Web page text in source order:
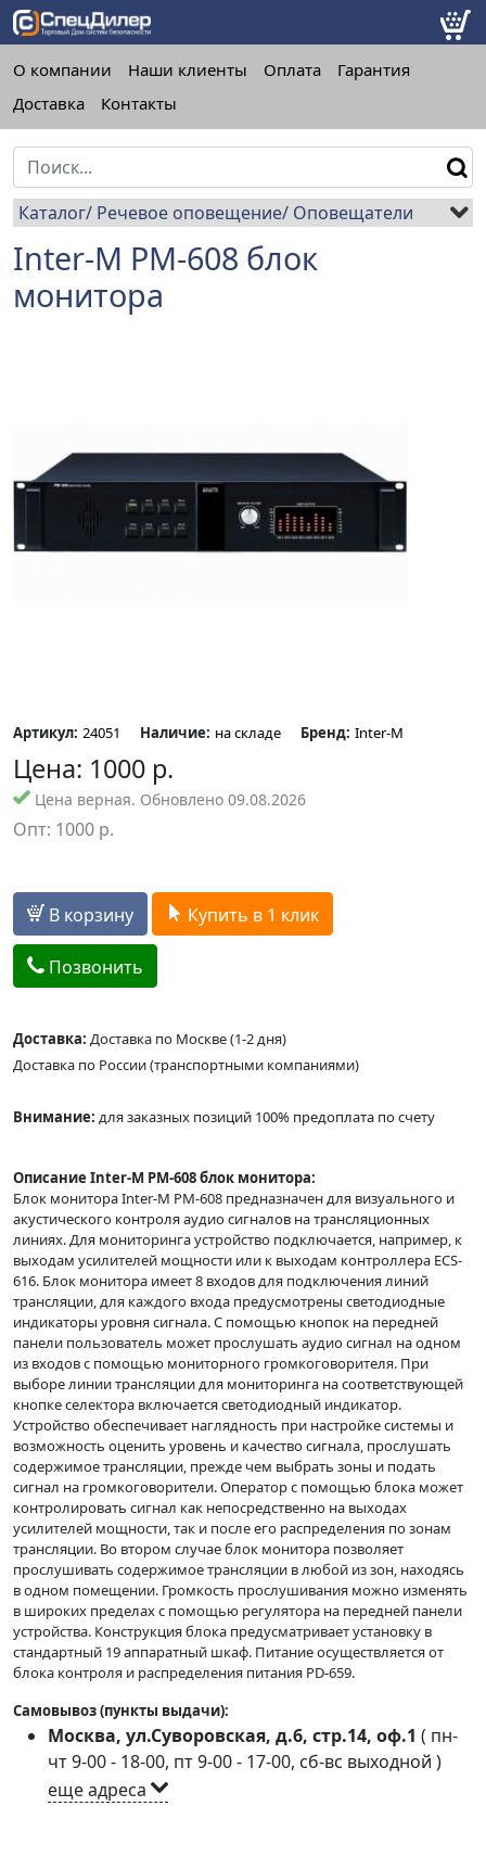
О компании Наши клиенты Оплата
Гарантия
Доставка
Контакты
Каталог Речевое оповещение Оповещатели
Inter-M PM-608 блок
монитора
Артикул: 24051 Наличие: на складе Бренд: Inter-M
Цена: 1000 р.
Цена верная. Обновлено 09.08.2026
Опт: 1000 р.
В корзину Купить в 1 клик
Позвонить
Доставка: Доставка по Москве (1-2 дня)
Доставка по России (транспортными компаниями)
Внимание: для заказных позиций 100% предоплата по счету
Описание Inter-M PM-608 блок монитора:
Блок монитора Inter-M PM-608 предназначен для визуального и
акустического контроля аудио сигналов на трансляционных
линиях. Для мониторинга устройство подключается, например, к
выходам усилителей мощности или к выходам контроллера ECS-
616. Блок монитора имеет 8 входов для подключения линий
трансляции, для каждого входа предусмотрены светодиодные
индикаторы уровня сигнала. С помощью кнопок на передней
панели пользователь может прослушать аудио сигнал на одном
из входов с помощью мониторного громкоговорителя. При
выборе линии трансляции для мониторинга на соответствующей
кнопке селектора включается светодиодный индикатор.
Устройство обеспечивает наглядность при настройке системы и
возможность оценить уровень и качество сигнала, прослушать
содержимое трансляции, прежде чем выбрать зоны и подать
сигнал на громкоговорители. Оператор с помощью блока может
контролировать сигнал как непосредственно на выходах
усилителей мощности, так и после его распределения по зонам
трансляции. Во втором случае блок монитора позволяет
прослушивать содержимое трансляции в любой из зон, находясь
в одном помещении. Громкость прослушивания можно изменять
в широких пределах с помощью регулятора на передней панели
устройства. Конструкция блока предусматривает установку в
стандартный 19 аппаратный шкаф. Питание осуществляется от
блока контроля и распределения питания PD-659.
Самовывоз (пункты выдачи):
Москва, ул.Суворовская, д.6, стр.14, оф.1 ( пн-
чт 9-00 - 18-00, пт 9-00 - 17-00, сб-вс выходной )
еще адреса